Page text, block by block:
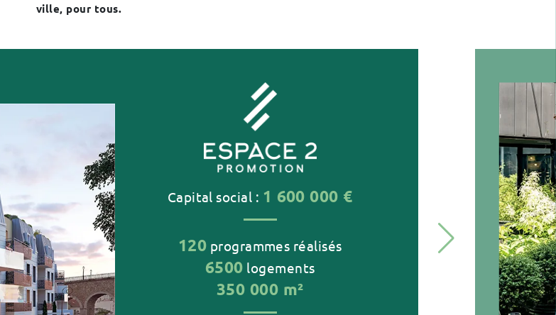
ville, pour tous.
Capital social : 1 600 000 €
120 programmes réalisés
6500 logements
350 000 m²